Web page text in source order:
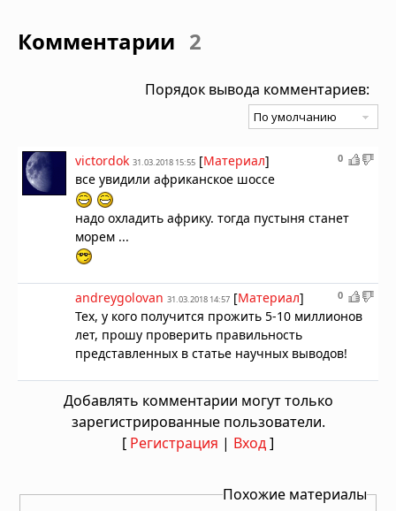
Комментарии 2
Порядок вывода комментариев:
0
victordok 31.03.2018 15:55 [Материал]
все увидили африканское шоссе
надо охладить африку. тогда пустыня станет
морем ...
0
andreygolovan 31.03.2018 14:57 [Материал]
Тех, у кого получится прожить 5-10 миллионов
лет, прошу проверить правильность
представленных в статье научных выводов!
Добавлять комментарии могут только
зарегистрированные пользователи.
[ Регистрация | Вход]
Похожие материалы